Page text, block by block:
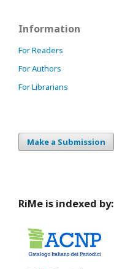
Information
For Readers
For Authors
For Librarians
Make a Submission
RiMe is indexed by: